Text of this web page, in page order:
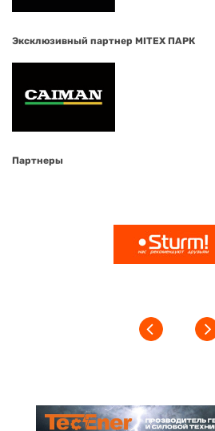
Эксклюзивный партнер MITEX ПАРК
Партнеры